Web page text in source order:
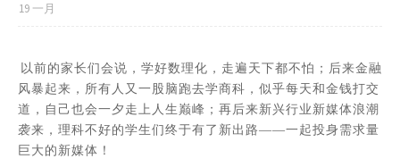
19 一月
以前的家长们会说，学好数理化，走遍天下都不怕；后来金融
风暴起来，所有人又一股脑跑去学商科，似乎每天和金钱打交
道，自己也会一夕走上人生巅峰；再后来新兴行业新媒体浪潮
袭来，理科不好的学生们终于有了新出路——一起投身需求量
巨大的新媒体！